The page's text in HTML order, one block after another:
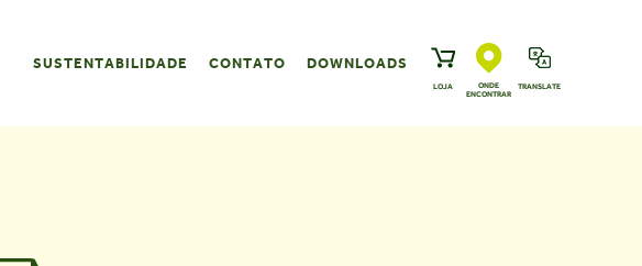
SUSTENTABILIDADE CONTATO DOWNLOADS
LOJA
ONDE
ENCONTRAR
TRANSLATE